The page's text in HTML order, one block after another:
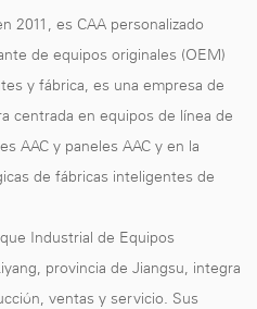
2011, es CAA personalizado
de equipos originales (OEM)
y fábrica, es una empresa de
centrada en equipos de línea de
AAC y paneles AAC y en la
de fábricas inteligentes de
Industrial de Equipos
provincia de Jiangsu, integra
ventas y servicio. Sus